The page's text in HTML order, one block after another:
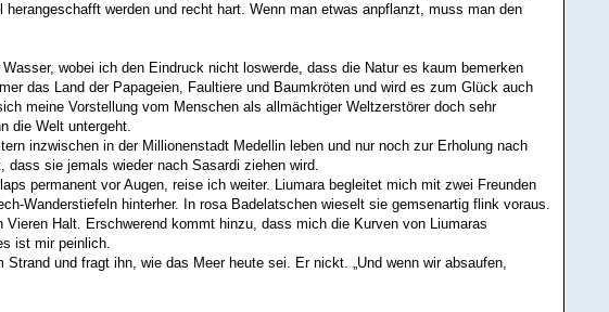
werden und recht hart. Wenn man etwas anpflanzt, muss man den
wobei ich den Eindruck nicht loswerde, dass die Natur es kaum bemerken
das Land der Papageien, Faultiere und Baumkröten und wird es zum Glück auch
meine Vorstellung vom Menschen als allmächtiger Weltzerstörer doch sehr
die Welt untergeht.
inzwischen in der Millionenstadt Medellin leben und nur noch zur Erholung nach
sie jemals wieder nach Sasardi ziehen wird.
permanent vor Augen, reise ich weiter. Liumara begleitet mich mit zwei Freunden
Wanderstiefeln hinterher. In rosa Badelatschen wieselt sie gemsenartig flink voraus.
Halt. Erschwerend kommt hinzu, dass mich die Kurven von Liumaras
ist mir peinlich.
und fragt ihn, wie das Meer heute sei. Er nickt. „Und wenn wir absaufen,